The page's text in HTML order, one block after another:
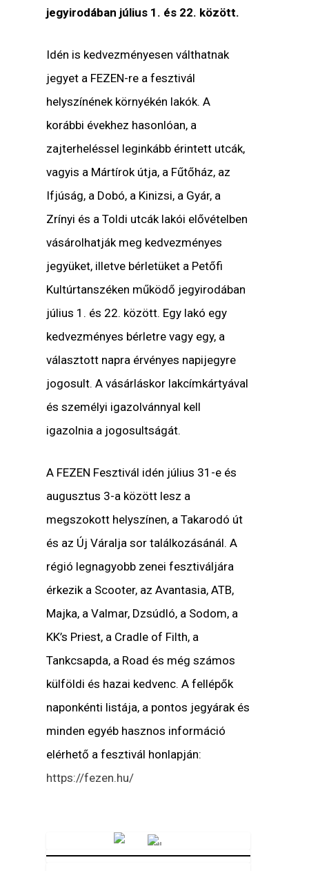
jegyirodában július 1. és 22. között.
Idén is kedvezményesen válthatnak
jegyet a FEZEN-re a fesztivál
helyszínének környékén lakók. A
korábbi évekhez hasonlóan, a
zajterheléssel leginkább érintett utcák,
vagyis a Mártírok útja, a Fűtőház, az
Ifjúság, a Dobó, a Kinizsi, a Gyár, a
Zrínyi és a Toldi utcák lakói elővételben
vásárolhatják meg kedvezményes
jegyüket, illetve bérletüket a Petőfi
Kultúrtanszéken működő jegyirodában
július 1. és 22. között. Egy lakó egy
kedvezményes bérletre vagy egy, a
választott napra érvényes napijegyre
jogosult. A vásárláskor lakcímkártyával
és személyi igazolvánnyal kell
igazolnia a jogosultságát.
A FEZEN Fesztivál idén július 31-e és
augusztus 3-a között lesz a
megszokott helyszínen, a Takarodó út
és az Új Váralja sor találkozásánál. A
régió legnagyobb zenei fesztiváljára
érkezik a Scooter, az Avantasia, ATB,
Majka, a Valmar, Dzsúdló, a Sodom, a
KK’s Priest, a Cradle of Filth, a
Tankcsapda, a Road és még számos
külföldi és hazai kedvenc. A fellépők
naponkénti listája, a pontos jegyárak és
minden egyéb hasznos információ
elérhető a fesztivál honlapján:
https://fezen.hu/